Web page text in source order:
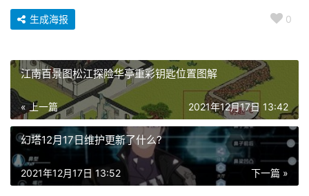
0
生成海报
江南百景图松江探险华亭重彩钥匙位置图解
« 上一篇 2021年12月17日 13:42
幻塔12月17日维护更新了什么?
下一篇 »
2021年12月17日 13:52